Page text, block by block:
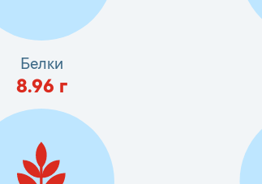
Белки
8.96 г